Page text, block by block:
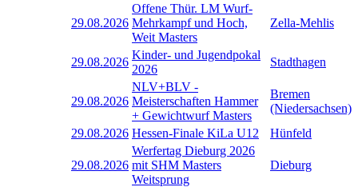
29.08.2026
Offene Thür. LM Wurf-
Mehrkampf und Hoch,
Weit Masters
Zella-Mehlis
29.08.2026
Kinder- und Jugendpokal
2026
Stadthagen
29.08.2026
NLV+BLV -
Meisterschaften Hammer
+ Gewichtwurf Masters
Bremen
(Niedersachsen)
29.08.2026 Hessen-Finale KiLa U12 Hünfeld
29.08.2026
Werfertag Dieburg 2026
mit SHM Masters
Weitsprung
Dieburg